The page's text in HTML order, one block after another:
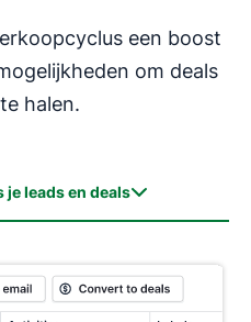
een boost
om deals
halen.
je leads en deals
plaats